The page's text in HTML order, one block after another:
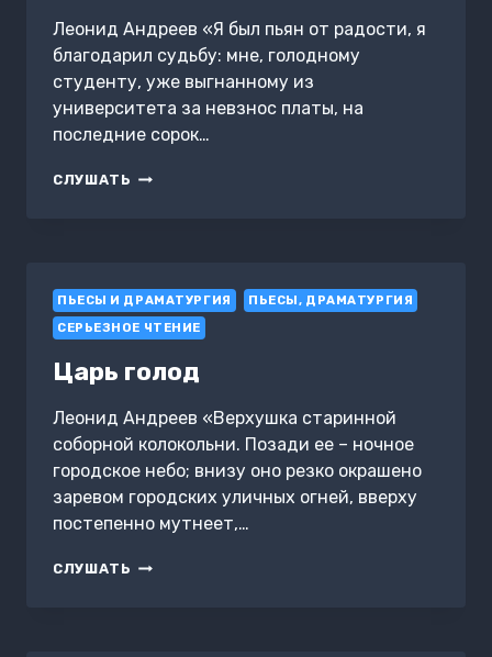
Леонид Андреев «Я был пьян от радости, я
благодарил судьбу: мне, голодному
студенту, уже выгнанному из
университета за невзнос платы, на
последние сорок…
СЛУШАТЬ ОН
ПЬЕСЫ И ДРАМАТУРГИЯ
ПЬЕСЫ, ДРАМАТУРГИЯ
СЕРЬЕЗНОЕ ЧТЕНИЕ
Царь голод
Леонид Андреев «Верхушка старинной
соборной колокольни. Позади ее – ночное
городское небо; внизу оно резко окрашено
заревом городских уличных огней, вверху
постепенно мутнеет,…
СЛУШАТЬ ЦАРЬ